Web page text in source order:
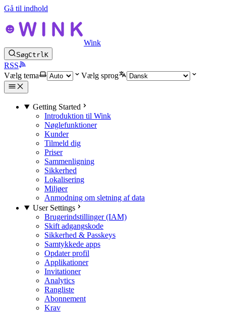
Gå til indhold
Wink
SøgCtrlK
RSS
Vælg tema
Vælg sprog
Getting Started
Introduktion til Wink
Nøglefunktioner
Kunder
Tilmeld dig
Priser
Sammenligning
Sikkerhed
Lokalisering
Miljøer
Anmodning om sletning af data
User Settings
Brugerindstillinger (IAM)
Skift adgangskode
Sikkerhed & Passkeys
Samtykkede apps
Opdater profil
Applikationer
Invitationer
Analytics
Rangliste
Abonnement
Krav